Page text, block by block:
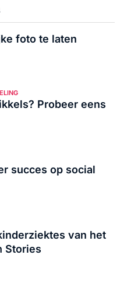
foto te laten
Probeer eens
succes op social
van het
Stories